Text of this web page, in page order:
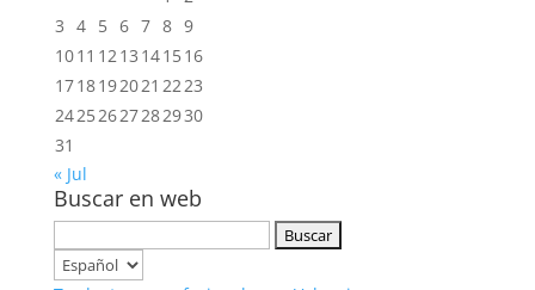
3 4 5 6 7 8 9
1011 1213 141516
1718192021 2223
24252627282930
31
« Jul
Buscar en web
Elegir